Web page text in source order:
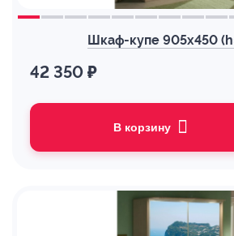
Шкаф-купе 905х450
42 350 ₽
В корзину